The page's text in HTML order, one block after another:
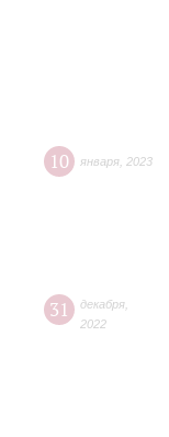
10 января 2023
31 декабря
2022